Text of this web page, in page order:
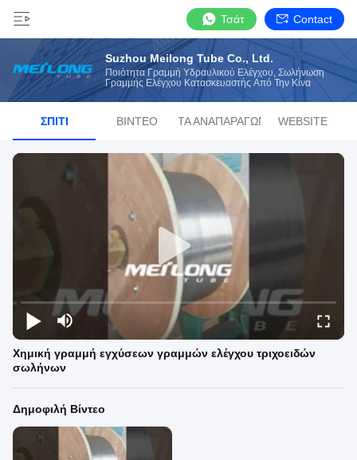
Τσάτ Contact
Suzhou Meilong Tube Co., Ltd.
Ποιότητα Γραμμή Υδραυλικού Ελέγχου, Σωλήνωση
Γραμμής Ελέγχου Κατασκευαστής Από Την Κίνα
ΣΠΊΤΙ ΒΊΝΤΕΟ ΛΊΣΤΑ ΑΝΑΠΑΡΑΓΩΓΉΣWEBSITE
Χημική γραμμή εγχύσεων γραμμών ελέγχου τριχοειδών
σωλήνων
Δημοφιλή Βίντεο